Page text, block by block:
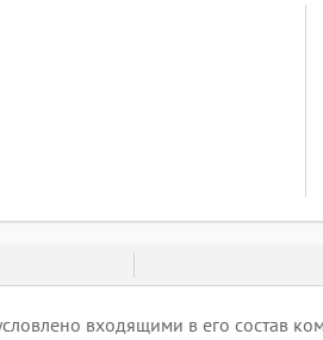
входящими в его состав